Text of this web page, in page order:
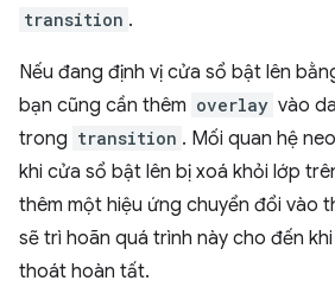
transition .
Nếu đang định vị cửa sổ bật lên
bạn cũng cần thêm overlay vào
trong transition . Mối quan hệ
khi cửa sổ bật lên bị xoá khỏi lớp
thêm một hiệu ứng chuyển đổi vào
sẽ trì hoãn quá trình này cho đến
thoát hoàn tất.